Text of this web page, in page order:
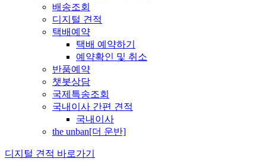
배송조회
디지털 견적
택배예약
택배 예약하기
예약확인 및 취소
반품예약
챗봇상담
국제특송조회
국내이사 간편 견적
국내이사
the unban[더 운반]
디지털 견적 바로가기